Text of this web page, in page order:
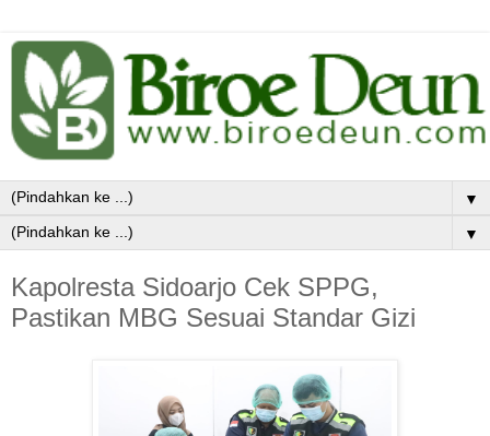
▼
▼
Kapolresta Sidoarjo Cek SPPG,
Pastikan MBG Sesuai Standar Gizi